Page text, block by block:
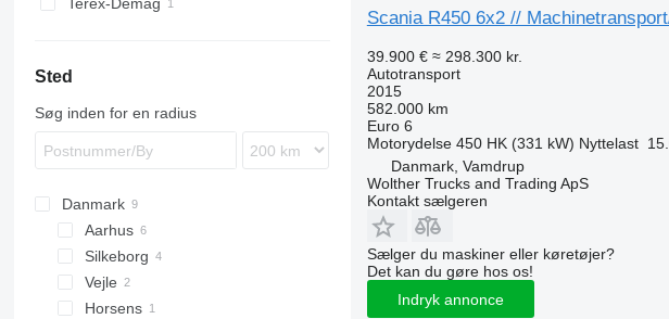
P440
P450
P460
P500
R560
R620
R650
R730
Sted
Søg inden for en radius
Danmark
Aarhus
Silkeborg
Vejle
Horsens
Scania R450 6x2 //
39.900 € ≈ 298.300 kr.
Autotransport
2015
582.000 km
Euro 6
Motorydelse 450 HK (331 kW) Nyttelast
Danmark, Vamdrup
Wolther Trucks and Trading ApS
Kontakt sælgeren
Sælger du maskiner eller køretøjer?
Det kan du gøre hos os!
Indryk annonce